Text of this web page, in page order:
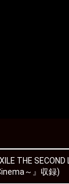
THE
～』収録)